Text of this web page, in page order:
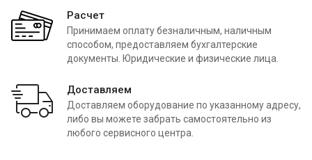
Расчет
Принимаем оплату безналичным, наличным
способом, предоставляем бухгалтерские
документы. Юридические и физические лица.
Доставляем
Доставляем оборудование по указанному адресу,
либо вы можете забрать самостоятельно из
любого сервисного центра.